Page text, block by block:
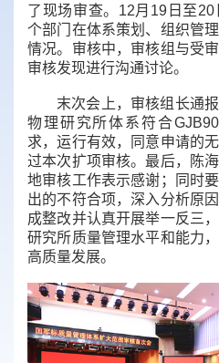
了现场审查。12月19日至
个部门在体系策划、组织管
情况。审核中，审核组与受
审核发现进行沟通讨论。
末次会上，审核组长通
物理研究所体系符合
求，运行有效，同意申请的
过本次扩项审核。最后，陈
地审核工作表示感谢；同时
出的不符合项，深入分析原
成整改并认真开展举一反三
研究所质量管理水平和能力
高质量发展。